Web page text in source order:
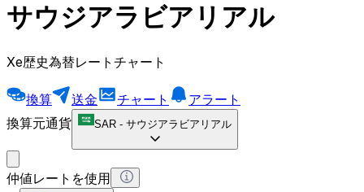
サウジアラビアリアル
Xe歴史為替レートチャート
換算 送金 チャート
アラート
換算元通貨
SAR - サウジアラビアリアル
仲値レートを使用